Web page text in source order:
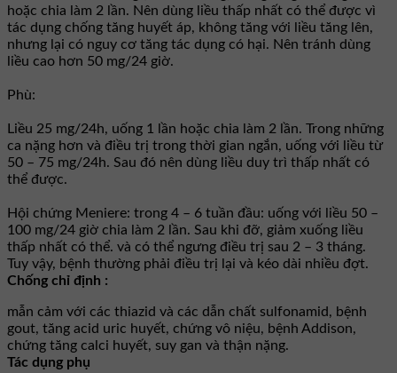
hoặc chia làm 2 lần. Nên dùng liều thấp nhất có thể được vì
tác dụng chống tăng huyết áp, không tăng với liều tăng lên,
nhưng lại có nguy cơ tăng tác dụng có hại. Nên tránh dùng
liều cao hơn 50 mg/24 giờ.
Phù:
Liều 25 mg/24h, uống 1 lần hoặc chia làm 2 lần. Trong những
ca nặng hơn và điều trị trong thời gian ngắn, uống với liều từ
50 – 75 mg/24h. Sau đó nên dùng liều duy trì thấp nhất có
thể được.
Hội chứng Meniere: trong 4 – 6 tuần đầu: uống với liều 50 –
100 mg/24 giờ chia làm 2 lần. Sau khi đỡ, giảm xuống liều
thấp nhất có thể. và có thể ngưng điều trị sau 2 – 3 tháng.
Tuy vậy, bệnh thường phải điều trị lại và kéo dài nhiều đợt.
Chống chỉ định :
mẫn cảm với các thiazid và các dẫn chất sulfonamid, bệnh
gout, tăng acid uric huyết, chứng vô niệu, bệnh Addison,
chứng tăng calci huyết, suy gan và thận nặng.
Tác dụng phụ